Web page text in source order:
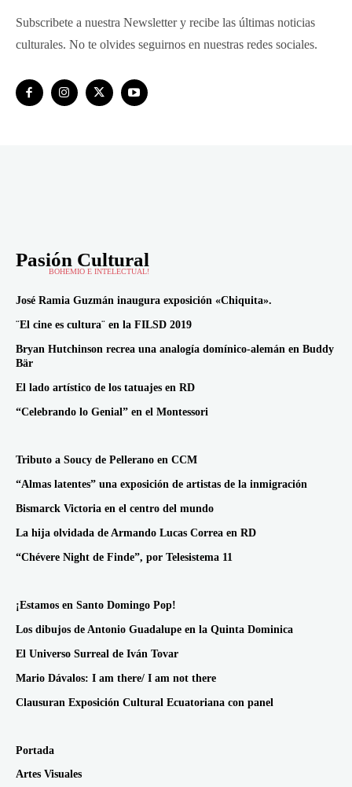
Subscribete a nuestra Newsletter y recibe las últimas noticias
culturales. No te olvides seguirnos en nuestras redes sociales.
Pasión Cultural
BOHEMIO E INTELECTUAL!
José Ramia Guzmán inaugura exposición «Chiquita».
¨El cine es cultura¨ en la FILSD 2019
Bryan Hutchinson recrea una analogía domínico-alemán en Buddy
Bär
El lado artístico de los tatuajes en RD
“Celebrando lo Genial” en el Montessori
Tributo a Soucy de Pellerano en CCM
“Almas latentes” una exposición de artistas de la inmigración
Bismarck Victoria en el centro del mundo
La hija olvidada de Armando Lucas Correa en RD
“Chévere Night de Finde”, por Telesistema 11
¡Estamos en Santo Domingo Pop!
Los dibujos de Antonio Guadalupe en la Quinta Dominica
El Universo Surreal de Iván Tovar
Mario Dávalos: I am there/ I am not there
Clausuran Exposición Cultural Ecuatoriana con panel
Portada
Artes Visuales